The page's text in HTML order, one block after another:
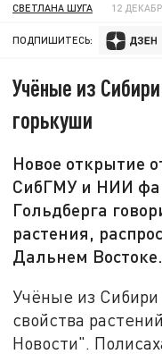
СВЕТЛАНА ШУГА 12
ПОДПИШИТЕСЬ:
Учёные из
горькуши
Новое открытие
СибГМУ и НИИ
Гольдберга
растения,
Дальнем Востоке.
Учёные из
свойства
Новости".